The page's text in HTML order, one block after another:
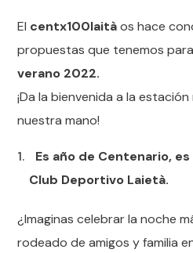
El centx100laitàos hace
propuestas que tenemos
verano 2022.
¡Da la bienvenida a la
nuestra mano!
Es año de Centenario,
Club Deportivo Laietà.
¿Imaginas celebrar la noche
rodeado de amigos y familia